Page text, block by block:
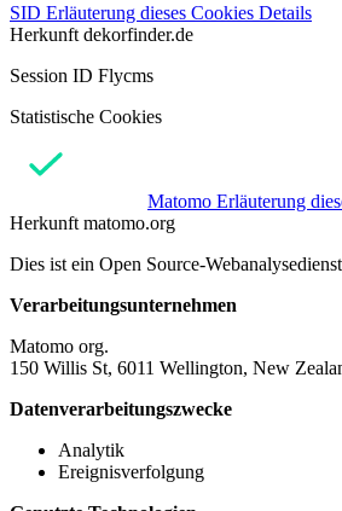
SID Erläuterung dieses Cookies Details
Herkunft dekorfinder.de
Session ID Flycms
Statistische Cookies
Matomo Erläuterung
Herkunft matomo.org
Dies ist ein Open Source-
Verarbeitungsunternehmen
Matomo org.
150 Willis St, 6011 Wellington, New
Datenverarbeitungszwecke
Analytik
Ereignisverfolgung